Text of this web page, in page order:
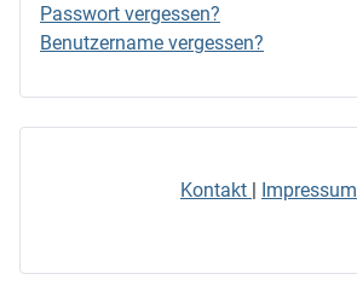
Passwort vergessen?
Benutzername vergessen?
Kontakt Impressum